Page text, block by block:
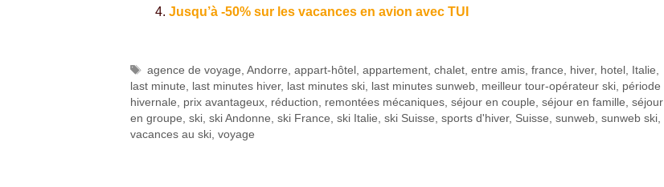
Jusqu’à -50% sur les vacances en avion avec TUI
Étiquettes
agence de voyage,Andorre,appart-hôtel ,appartement,chalet,entre amis,france, hiver, hotel , Italie,
last minute, last minutes hiver, last minutes ski, last minutes sunweb, meilleur tour-opérateur ski, période
hivernale, prix avantageux, réduction, remontées mécaniques, séjour en couple, séjour en famille, séjour
en groupe, ski, ski Andonne, ski France, ski Italie, ski Suisse, sports d'hiver, Suisse, sunweb, sunweb ski,
vacances au ski, voyage